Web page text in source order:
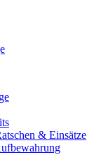
& Einsätze